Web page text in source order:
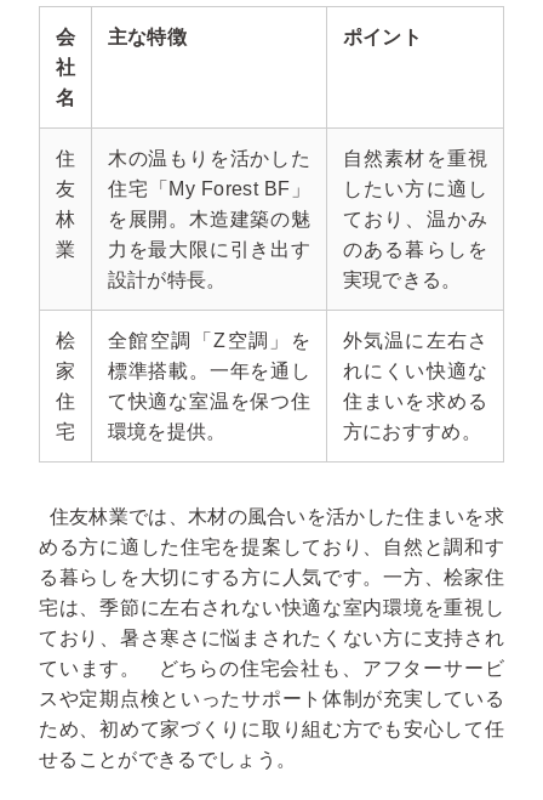
会
社
名
主な特徴 ポイント
住
友
林
業
木の温もりを活かした
住宅「My Forest BF」
を展開。木造建築の魅
力を最大限に引き出す
設計が特長。
自然素材を重視
したい方に適し
ており、温かみ
のある暮らしを
実現できる。
桧
家
住
宅
全館空調「Z空調」を
標準搭載。一年を通し
て快適な室温を保つ住
環境を提供。
外気温に左右さ
れにくい快適な
住まいを求める
方におすすめ。
住友林業では、木材の風合いを活かした住まいを求
める方に適した住宅を提案しており、自然と調和す
る暮らしを大切にする方に人気です。一方、桧家住
宅は、季節に左右されない快適な室内環境を重視し
ており、暑さ寒さに悩まされたくない方に支持され
ています。
どちらの住宅会社も、アフターサービ
スや定期点検といったサポート体制が充実している
ため、初めて家づくりに取り組む方でも安心して任
せることができるでしょう。